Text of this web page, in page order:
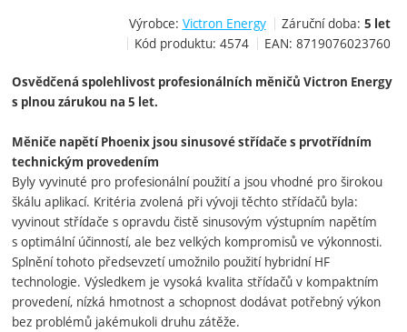
Výrobce: Victron Energy Záruční doba: 5 let
Kód produktu: 4574 EAN: 8719076023760
Osvědčená spolehlivost profesionálních měničů Victron Energy
s plnou zárukou na 5 let.
Měniče napětí Phoenix jsou sinusové střídače s prvotřídním
technickým provedením
Byly vyvinuté pro profesionální použití a jsou vhodné pro širokou
škálu aplikací. Kritéria zvolená při vývoji těchto střídačů byla:
vyvinout střídače s opravdu čistě sinusovým výstupním napětím
s optimální účinností, ale bez velkých kompromisů ve výkonnosti.
Splnění tohoto předsevzetí umožnilo použití hybridní HF
technologie. Výsledkem je vysoká kvalita střídačů v kompaktním
provedení, nízká hmotnost a schopnost dodávat potřebný výkon
bez problémů jakémukoli druhu zátěže.